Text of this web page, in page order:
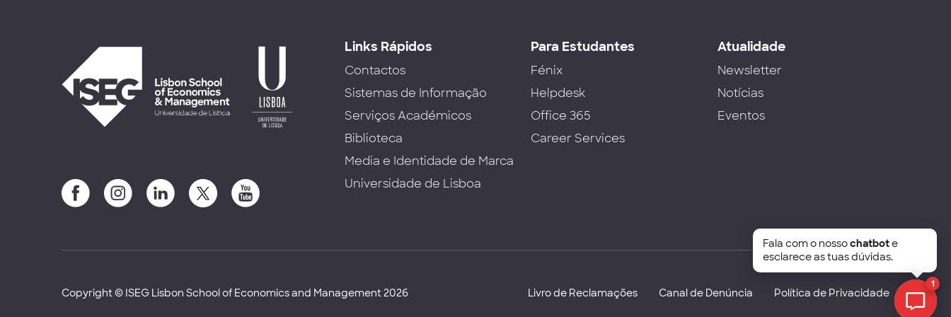
Links Rápidos
Contactos
Sistemas de Informação
Serviços Académicos
Biblioteca
Media e Identidade de Marca
Universidade de Lisboa
Para Estudantes
Fénix
Helpdesk
Office 365
Career Services
Atualidade
Newsletter
Notícias
Eventos
Copyright © ISEG Lisbon School of Economics and Management 2026 Livro de Reclamações Canal de Denúncia Política de Privacidade
1
Fala com o nossochatbote
esclarece as tuas dúvidas.